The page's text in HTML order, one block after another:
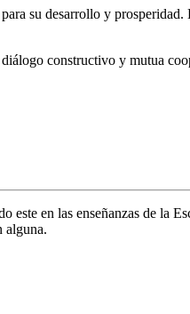
su desarrollo y
constructivo y mutua
en las enseñanzas de la
alguna.